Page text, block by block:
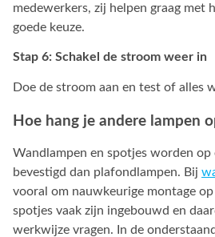
medewerkers, zij helpen graag met
goede keuze.
Stap 6: Schakel de stroom weer in
Doe de stroom aan en test of alles
Hoe hang je andere lampen
Wandlampen en spotjes worden op
bevestigd dan plafondlampen. Bij
vooral om nauwkeurige montage
spotjes vaak zijn ingebouwd en
werkwijze vragen. In de